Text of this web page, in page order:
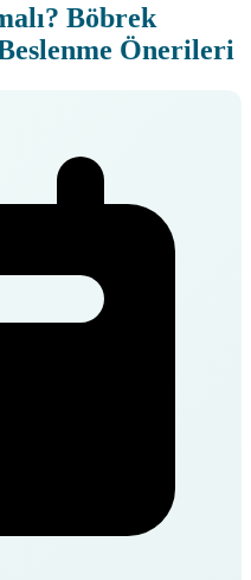
Böbrek
Beslenme Önerileri